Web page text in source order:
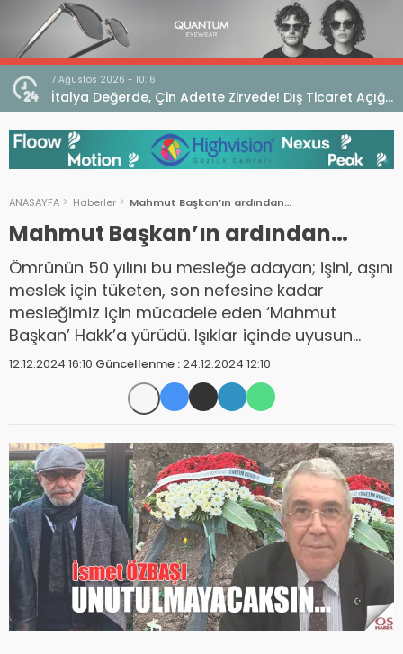
7 Ağustos 2026 - 10:16
İtalya Değerde, Çin Adette Zirvede! Dış Ticaret Açığı
Devam Ediyor
ANASAYFA Haberler Mahmut Başkan’ın ardından…
Mahmut Başkan’ın ardından…
Ömrünün 50 yılını bu mesleğe adayan; işini, aşını
meslek için tüketen, son nefesine kadar
mesleğimiz için mücadele eden ‘Mahmut
Başkan’ Hakk’a yürüdü. Işıklar içinde uyusun…
12.12.2024 16:10 Güncellenme :24.12.2024 12:10